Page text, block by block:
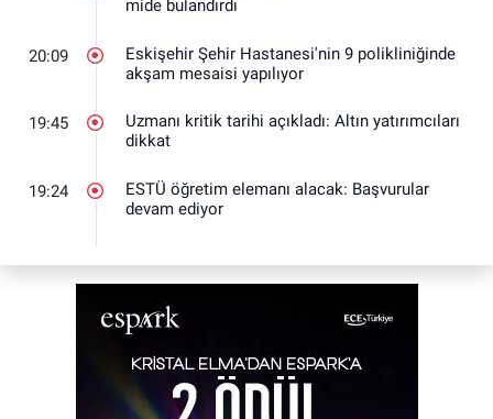
mide bulandırdı
20:09
Eskişehir Şehir Hastanesi'nin 9 polikliniğinde
akşam mesaisi yapılıyor
19:45
Uzmanı kritik tarihi açıkladı: Altın yatırımcıları
dikkat
19:24
ESTÜ öğretim elemanı alacak: Başvurular
devam ediyor